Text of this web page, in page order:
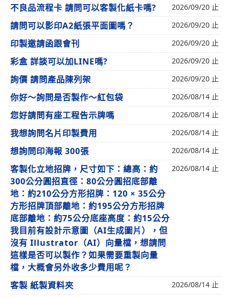
不良品流程卡 請問可以客製化紙卡嗎? 2026/09/20 止
請問可以影印A2紙張平面圖嗎？ 2026/09/20 止
印製邀請函跟會刊 2026/09/20 止
彩盒 詳談可以加LINE嗎? 2026/09/20 止
詢價 請問產品陳列架 2026/09/20 止
你好～詢問是否製作～紅包袋 2026/08/14 止
您好請問有座工程告示牌嗎 2026/08/14 止
我想詢問名片印製費用 2026/08/14 止
想詢問印海報 300張 2026/08/14 止
客製化立地招牌，尺寸如下：總高：約
300公分圓招直徑：80公分圓招底部離
地：約210公分方形招牌：120 × 35公分
方形招牌頂部離地：約195公分方形招牌
底部離地：約75公分底座高度：約15公分
我目前有設計示意圖（AI生成圖片），但
沒有 Illustrator（AI）向量檔，想請問
這樣是否可以製作？如果需要重製向量
檔，大概會另外收多少費用呢？
2026/08/14 止
客製 紙製資料夾 2026/08/14 止